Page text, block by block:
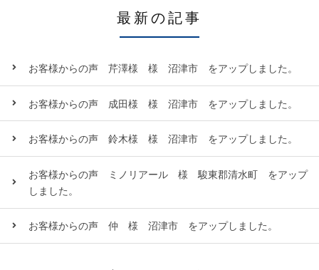
最新の記事
お客様からの声 芹澤様 様 沼津市 をアップしました。
お客様からの声 成田様 様 沼津市 をアップしました。
お客様からの声 鈴木様 様 沼津市 をアップしました。
お客様からの声 ミノリアール 様 駿東郡清水町 をアップ
しました。
お客様からの声 仲 様 沼津市 をアップしました。